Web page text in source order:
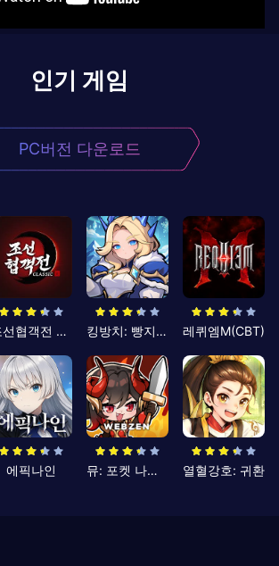
인기 게임
PC버전 다운로드
조선협객전 클래식 킹방치: 빵지의 제왕 레퀴엠M(CBT)
에픽나인 뮤: 포켓 나이츠 열혈강호: 귀환